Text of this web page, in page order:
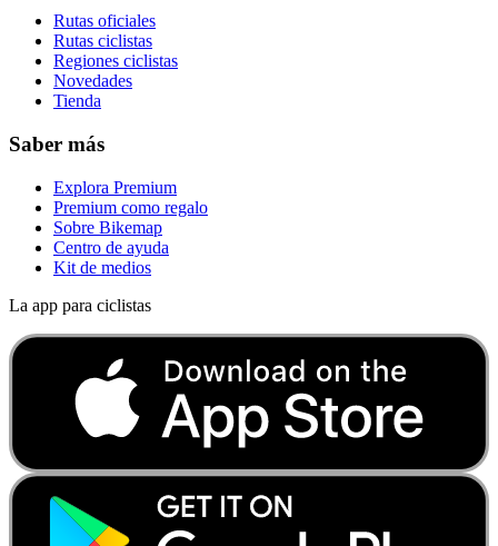
Rutas oficiales
Rutas ciclistas
Regiones ciclistas
Novedades
Tienda
Saber más
Explora Premium
Premium como regalo
Sobre Bikemap
Centro de ayuda
Kit de medios
La app para ciclistas